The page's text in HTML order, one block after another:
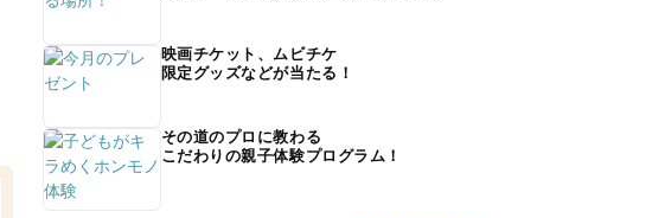
映画チケット、ムビチケ
限定グッズなどが当たる！
その道のプロに教わる
こだわりの親子体験プログラム！